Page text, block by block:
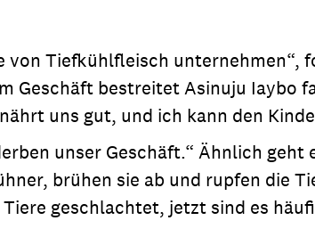
von Tiefkühlfleisch
Geschäft bestreitet Asinuju Iaybo
uns gut, und ich kann den
unser Geschäft.“ Ähnlich
brühen sie ab und rupfen die
geschlachtet, jetzt sind es